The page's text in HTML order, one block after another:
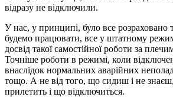
відразу не відключили.
У нас, у принципі, було все розраховано
будемо працювати, все у штатному
досвід такої самостійної роботи за
Точніше роботи в режимі, коли
внаслідок нормальних аварійних
тощо. А не від того, що сидиш і не
прилетить і що відключиться.